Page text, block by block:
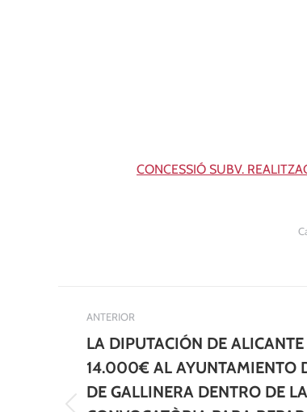
CONCESSIÓ SUBV.
entre
publicaciones
ANTERIOR
LA DIPUTACIÓN DE
14.000€ AL AYUNTAMIENTO
DE GALLINERA DENTRO DE LA